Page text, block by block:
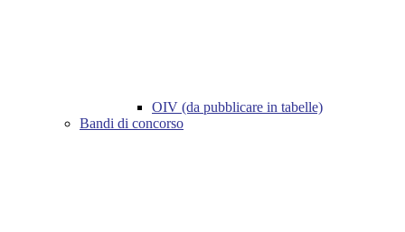
OIV (da pubblicare in tabelle)
Bandi di concorso